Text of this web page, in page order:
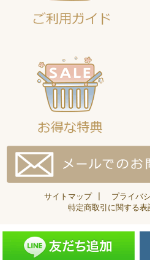
サイトマップ| プライバ
特定商取引に関する表